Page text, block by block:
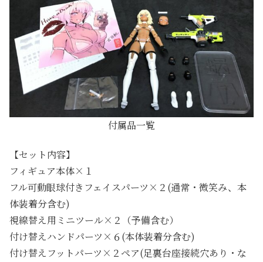
付属品一覧
【セット内容】
フィギュア本体×１
フル可動眼球付きフェイスパーツ×２(通常・微笑み、本
体装着分含む)
視線替え用ミニツール×２（予備含む）
付け替えハンドパーツ×６(本体装着分含む)
付け替えフットパーツ×２ペア(足裏台座接続穴あり・な